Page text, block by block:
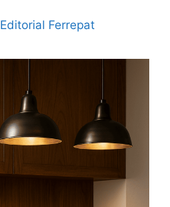
Editorial Ferrepat